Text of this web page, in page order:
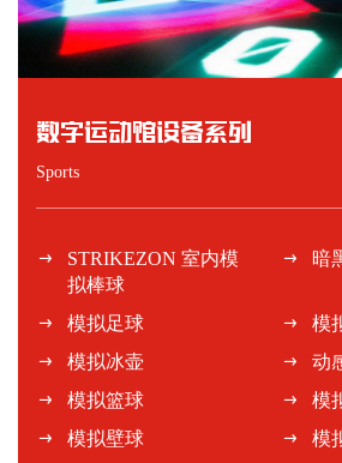
数字运动馆设备系列
Sports
STRIKEZON 室内模
拟棒球
暗
模拟足球
模
模拟冰壶
动
模拟篮球
模
模拟壁球
模